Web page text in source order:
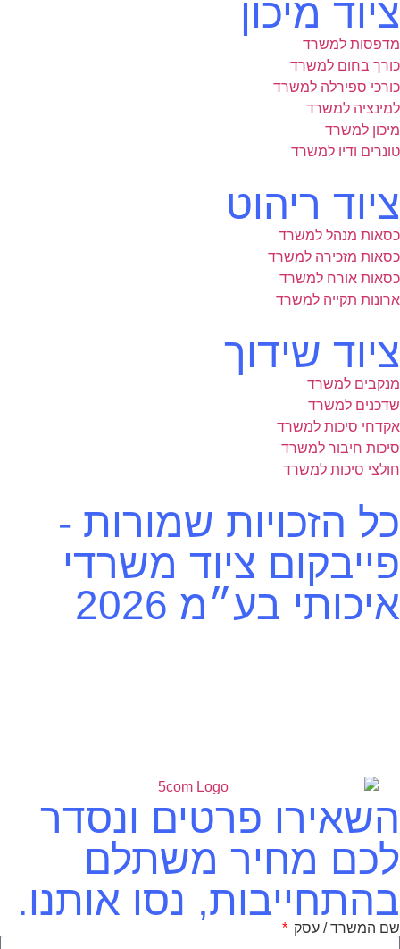
ציוד מיכון
מדפסות למשרד
כורך בחום למשרד
כורכי ספירלה למשרד
למינציה למשרד
מיכון למשרד
טונרים ודיו למשרד
ציוד ריהוט
כסאות מנהל למשרד
כסאות מזכירה למשרד
כסאות אורח למשרד
ארונות תקייה למשרד
ציוד שידוך
מנקבים למשרד
שדכנים למשרד
אקדחי סיכות למשרד
סיכות חיבור למשרד
חולצי סיכות למשרד
כל הזכויות שמורות -
פייבקום ציוד משרדי
איכותי בע״מ 2026
השאירו פרטים ונסדר
לכם מחיר משתלם
בהתחייבות, נסו אותנו.
שם המשרד / עסק